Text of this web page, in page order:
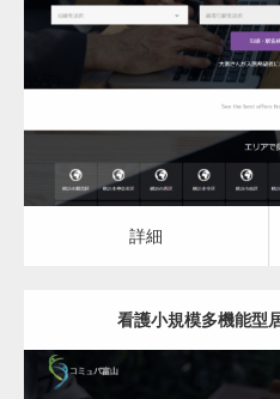
看護小規模多機
詳細 検索サイト
詳細
看護小規模多機能型